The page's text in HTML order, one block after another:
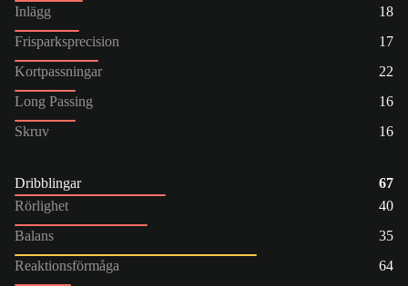
Inlägg
18
Frisparksprecision
17
Kortpassningar
22
Long Passing
16
Skruv
16
Dribblingar
67
Rörlighet
40
Balans
35
Reaktionsförmåga
64